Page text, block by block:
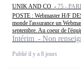
UNIK AND CO - 75 -
POSTE : Webmaster H/F
monde l'assurance un
septembre. Au coeur de
Intérim - Non
Publié il y a 8 jours